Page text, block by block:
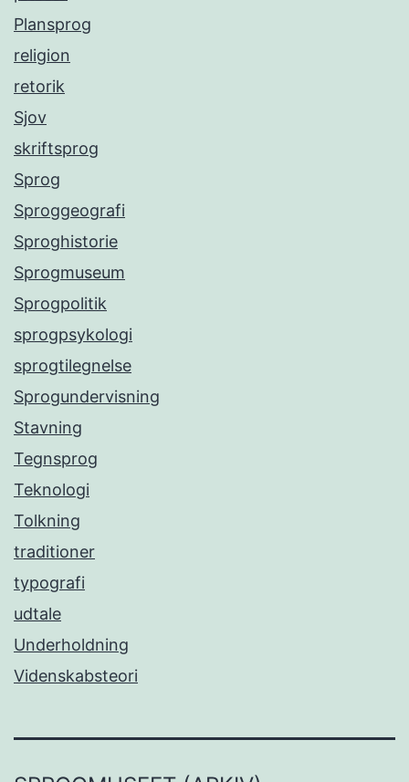
Plansprog
religion
retorik
Sjov
skriftsprog
Sprog
Sproggeografi
Sproghistorie
Sprogmuseum
Sprogpolitik
sprogpsykologi
sprogtilegnelse
Sprogundervisning
Stavning
Tegnsprog
Teknologi
Tolkning
traditioner
typografi
udtale
Underholdning
Videnskabsteori